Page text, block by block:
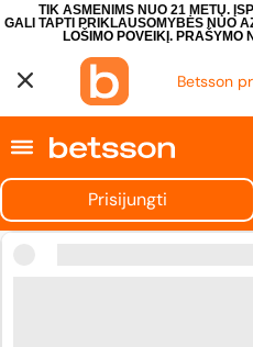
TIK ASMENIMS NUO 21 METŲ.
GALI TAPTI PRIKLAUSOMYBĖS NUO
LOŠIMO POVEIKĮ. PRAŠYMO
Betsson
Prisijungti